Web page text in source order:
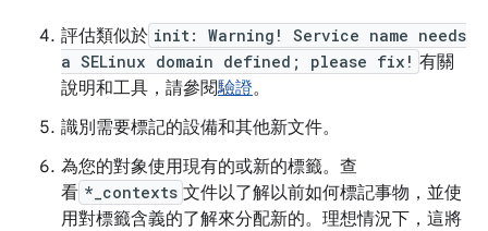
評估類似於 init: Warning! Service name needs
a SELinux domain defined; please fix! 有關
說明和工具，請參閱驗證。
識別需要標記的設備和其他新文件。
為您的對象使用現有的或新的標籤。查
看 *_contexts 文件以了解以前如何標記事物，並使
用對標籤含義的了解來分配新的。理想情況下，這將